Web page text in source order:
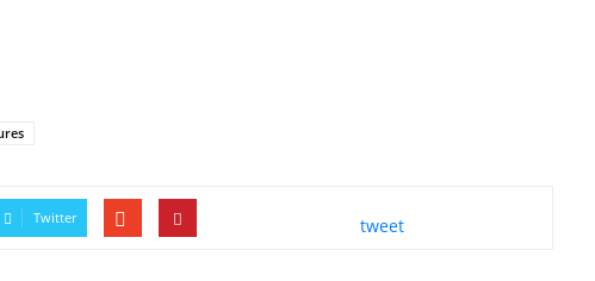
Twitter tweet